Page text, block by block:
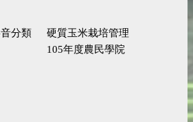
分類
硬質玉米栽培管理
105年度農民學院